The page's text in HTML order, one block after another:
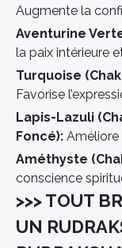
Augmente la
Aventurine
la paix intérieure
Turquoise
Favorise
Lapis-Lazuli
Foncé): Améliore
Améthyste
conscience
>>> TOUT
UN